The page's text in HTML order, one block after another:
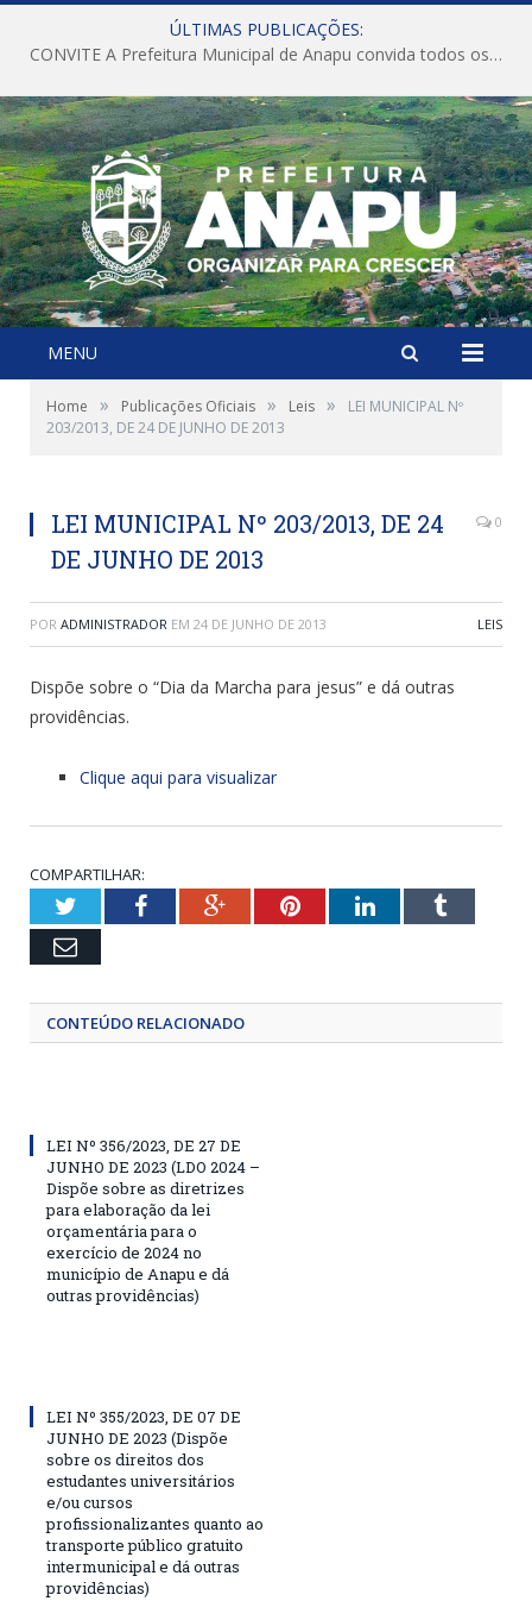
ÚLTIMAS PUBLICAÇÕES:
CONVITE A Prefeitura Municipal de Anapu convida todos os servidores públicos municipais para participarem da Audiência Pública de discussão da Lei de Diretrizes Orçamentárias (LDO), importante instrumento de planejamento das ações e investimentos da Administração Pública para o próximo exercício financeiro.
MENU
Home » Publicações Oficiais » Leis »
LEI MUNICIPAL Nº
203/2013, DE 24 DE JUNHO DE 2013
LEI MUNICIPAL Nº 203/2013, DE 24
DE JUNHO DE 2013
0
POR ADMINISTRADOR EM 24 DE JUNHO DE 2013 LEIS
Dispõe sobre o “Dia da Marcha para jesus” e dá outras
providências.
Clique aqui para visualizar
COMPARTILHAR:
TwitterFacebookGoogle+PinterestLinkedInTumblr
Email
CONTEÚDO RELACIONADO
LEI Nº 356/2023, DE 27 DE
JUNHO DE 2023 (LDO 2024 –
Dispõe sobre as diretrizes
para elaboração da lei
orçamentária para o
exercício de 2024 no
município de Anapu e dá
outras providências)
LEI Nº 355/2023, DE 07 DE
JUNHO DE 2023 (Dispõe
sobre os direitos dos
estudantes universitários
e/ou cursos
profissionalizantes quanto ao
transporte público gratuito
intermunicipal e dá outras
providências)